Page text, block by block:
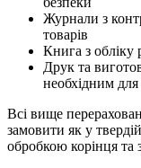
Журнали з
товарів
Книга з обліку
Друк та
необхідним
Всі вище
замовити як у
обробкою корінця та